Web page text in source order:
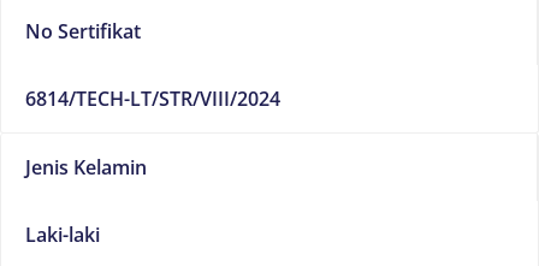
No Sertifikat
6814/TECH-LT/STR/VIII/2024
Jenis Kelamin
Laki-laki